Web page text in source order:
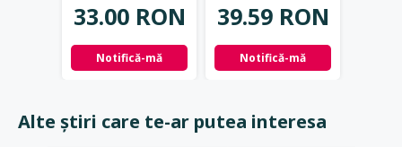
33.00 RON
Notifică-mă
39.59 RON
Notifică-mă
Alte știri care te-ar putea interesa